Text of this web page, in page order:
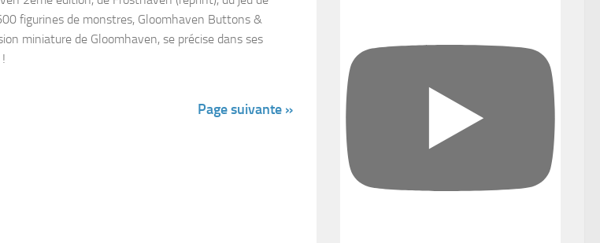
figurines de monstres, Gloomhaven Buttons &
miniature de Gloomhaven, se précise dans ses
Page suivante »